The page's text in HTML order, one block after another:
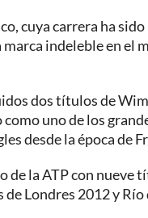
cuya carrera ha
indeleble en el
dos títulos de
uno de los
desde la época de
la ATP con nueve
Londres 2012 y Río